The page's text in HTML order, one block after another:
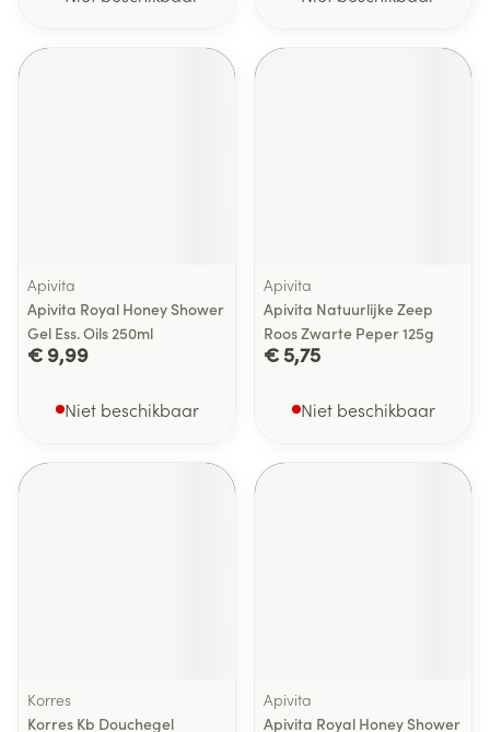
Apivita
Apivita Royal Honey Shower
Gel Ess. Oils 250ml
€ 9,99
Niet beschikbaar
Apivita
Apivita Natuurlijke Zeep
Roos Zwarte Peper 125g
€ 5,75
Niet beschikbaar
Korres
Korres Kb Douchegel
Apivita
Apivita Royal Honey Shower